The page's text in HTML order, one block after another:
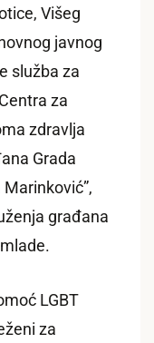
Višeg
javnog
služba za
za
zdravlja
Grada
građana
LGBT
za